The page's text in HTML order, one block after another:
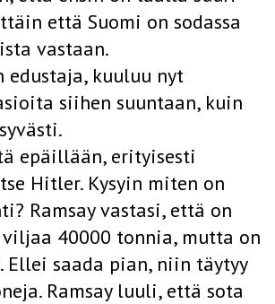
että Suomi on sodassa
vastaan.
edustaja, kuuluu nyt
siihen suuntaan, kuin
epäillään, erityisesti
Hitler. Kysyin miten on
Ramsay vastasi, että on
40000 tonnia, mutta on
Ellei saada pian, niin täytyy
Ramsay luuli, että sota